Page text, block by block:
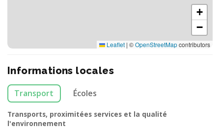
+
−
Leaflet | ©OpenStreetMapcontributors
Informations locales
Transport Écoles
Transports, proximitées services et la qualité
l'environnement